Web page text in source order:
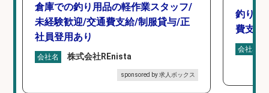
倉庫での釣り用品の軽作業スタッフ/
未経験歓迎/交通費支給/制服貸与/正
社員登用あり
会社名 株式会社REnista
sponsored by 求人ボックス
釣り具
費支給
会社名